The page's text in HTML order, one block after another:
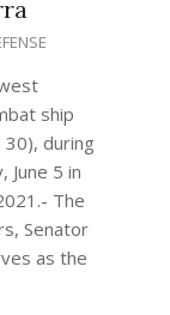
ship
30), during
June 5 in
The
Senator
as the